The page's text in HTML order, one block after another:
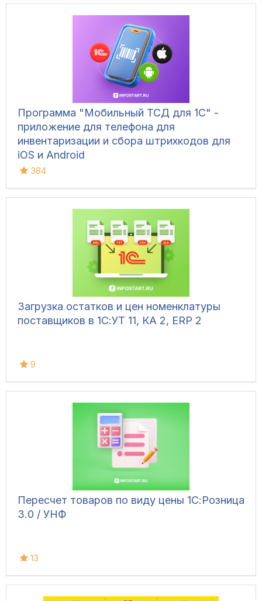
Программа "Мобильный ТСД для 1С" -
приложение для телефона для
инвентаризации и сбора штрихкодов для
iOS и Android
384
Загрузка остатков и цен номенклатуры
поставщиков в 1С:УТ 11, КА 2, ERP 2
9
Пересчет товаров по виду цены 1С:Розница
3.0 / УНФ
13